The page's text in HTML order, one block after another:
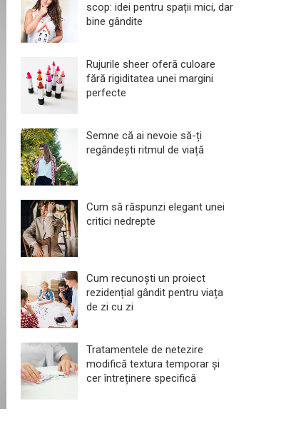
scop: idei pentru spații mici, dar
bine gândite
Rujurile sheer oferă culoare
fără rigiditatea unei margini
perfecte
Semne că ai nevoie să-ți
regândești ritmul de viață
Cum să răspunzi elegant unei
critici nedrepte
Cum recunoști un proiect
rezidențial gândit pentru viața
de zi cu zi
Tratamentele de netezire
modifică textura temporar și
cer întreținere specifică